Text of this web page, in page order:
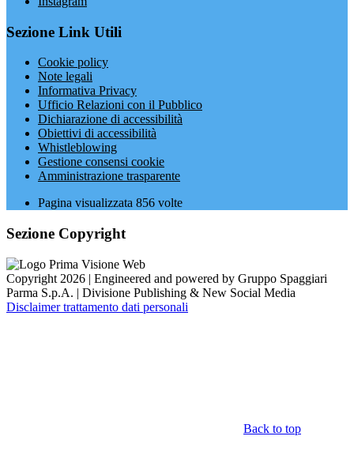
Sezione Link Utili
Cookie policy
Note legali
Informativa Privacy
Ufficio Relazioni con il Pubblico
Dichiarazione di accessibilità
Obiettivi di accessibilità
Whistleblowing
Gestione consensi cookie
Amministrazione trasparente
Pagina visualizzata 856 volte
Sezione Copyright
Copyright 2026 | Engineered and powered by Gruppo Spaggiari
Parma S.p.A. | Divisione Publishing & New Social Media
Disclaimer trattamento dati personali
Back to top